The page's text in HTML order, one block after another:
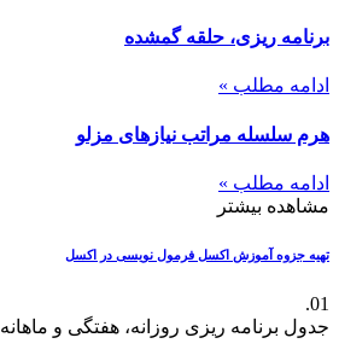
برنامه ریزی، حلقه گمشده
ادامه مطلب »
هرم سلسله مراتب نیازهای مزلو
ادامه مطلب »
مشاهده بیشتر
تهیه جزوه آموزش اکسل فرمول نویسی در اکسل
01.
جدول برنامه ریزی روزانه، هفتگی و ماهانه